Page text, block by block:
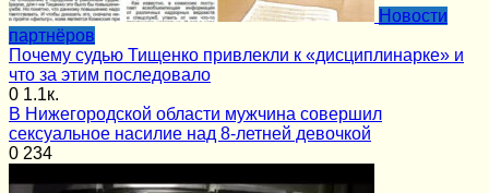
Новости
партнёров
Почему судью Тищенко привлекли к «дисциплинарке» и
что за этим последовало
0 1.1к.
В Нижегородской области мужчина совершил
сексуальное насилие над 8-летней девочкой
0 234